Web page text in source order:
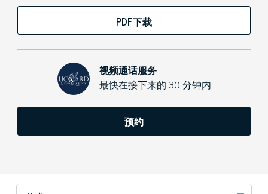
PDF下载
视频通话服务
最快在接下来的 30 分钟内
预约